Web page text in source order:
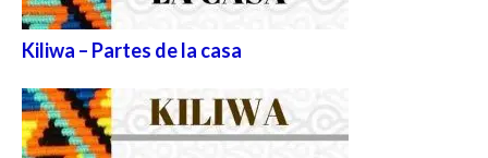
Kiliwa – Partes de la casa